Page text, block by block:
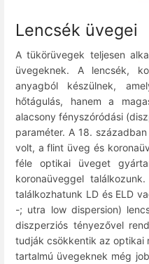
Lencsék üvegei
A tükörüvegek teljesen
üvegeknek. A lencsék,
anyagból készülnek,
hőtágulás, hanem a
alacsony fényszóródási
paraméter. A 18.
volt, a flint üveg és
féle optikai üveget
koronaüveggel
találkozhatunk LD és ELD
-; utra low dispersion)
diszperziós tényezővel
tudják csökkentik az optikai
tartalmú üvegeknek még